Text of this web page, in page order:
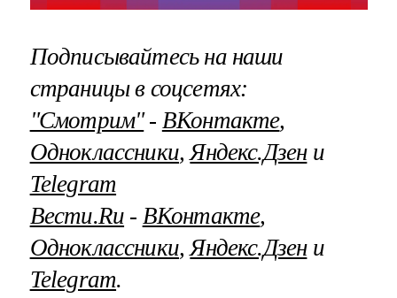
Подписывайтесь на наши
страницы в соцсетях:
"Смотрим"‐ ВКонтакте,
Одноклассники,Яндекс.Дзени
Telegram
Вести.Ru ‐ ВКонтакте,
Одноклассники,Яндекс.Дзени
Telegram.